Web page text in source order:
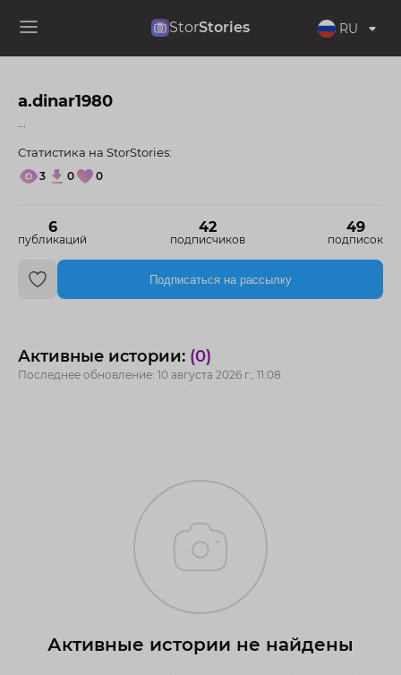
StorStories RU
a.dinar1980
6
публикаций
42
подписчиков
49
подписок
Статистика на StorStories:
3 0 0
Подписаться на рассылку
Активные истории: (0)
Последнее обновление: 10 августа 2026 г., 11:08
Активные истории не найдены